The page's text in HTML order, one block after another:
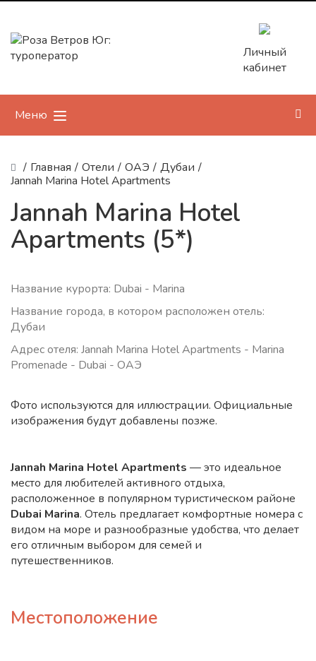
Личный
кабинет
Меню
/ Главная / Отели / ОАЭ / Дубаи /
Jannah Marina Hotel Apartments
Jannah Marina Hotel
Apartments (5*)
Название курорта: Dubai - Marina
Название города, в котором расположен отель:
Дубаи
Адрес отеля: Jannah Marina Hotel Apartments - Marina
Promenade - Dubai - ОАЭ
Фото используются для иллюстрации. Официальные
изображения будут добавлены позже.
Jannah Marina Hotel Apartments — это идеальное
место для любителей активного отдыха,
расположенное в популярном туристическом районе
Dubai Marina. Отель предлагает комфортные номера с
видом на море и разнообразные удобства, что делает
его отличным выбором для семей и
путешественников.
Местоположение